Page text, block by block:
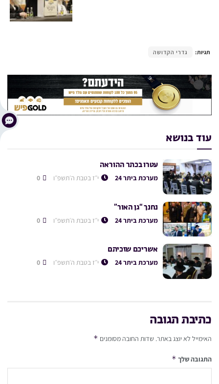
תגיות: גדרי הקדושה
עוד בנושא
עטרו בכתר ההוראה
מערכת ביתר 24 י״ז בטבת ה׳תשפ״ו
נחנך “גן האור”
מערכת ביתר 24 י״ז בטבת ה׳תשפ״ו
אשריכם שזכיתם
מערכת ביתר 24 י״ז בטבת ה׳תשפ״ו
כתיבת תגובה
האימייל לא יוצג באתר. שדות החובה מסומנים *
התגובה שלך *